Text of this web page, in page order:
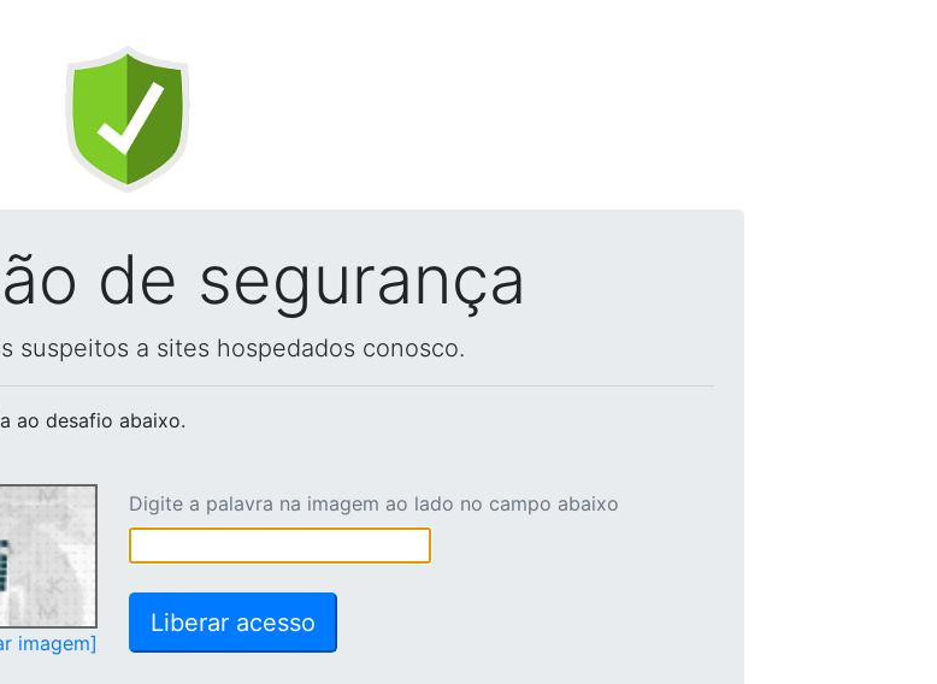
de segurança
suspeitos a sites hospedados conosco.
ao desafio abaixo.
imagem]
Digite a palavra na imagem ao lado no campo abaixo